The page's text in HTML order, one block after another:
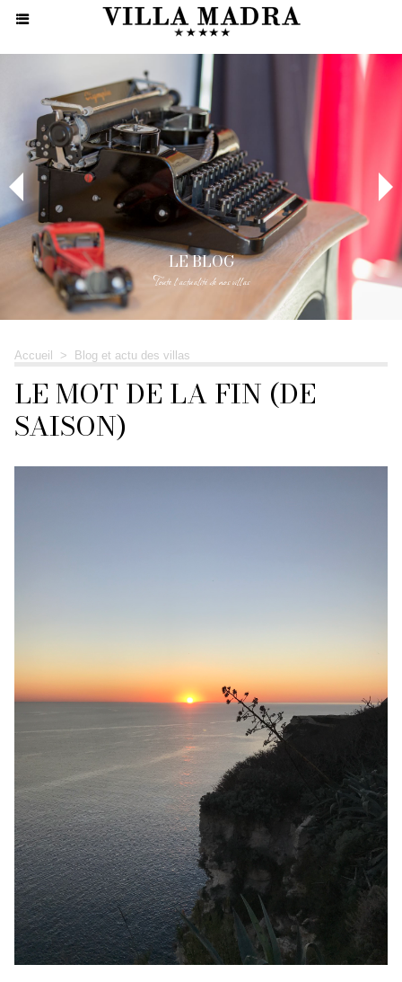
LE BLOG
Toute l'actualité de nos villas
Accueil > Blog et actu des villas
LE MOT DE LA FIN (DE
SAISON)